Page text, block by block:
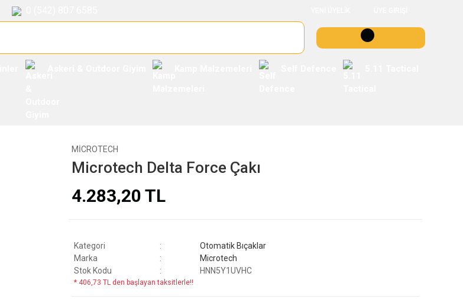
MICROTECH
Microtech Delta Force Çakı
4.283,20 TL
Kategori
Otomatik Bıçaklar
Marka
Microtech
Stok Kodu
HNN5Y1UVHC
* 406,73 TL den başlayan taksitlerle!!